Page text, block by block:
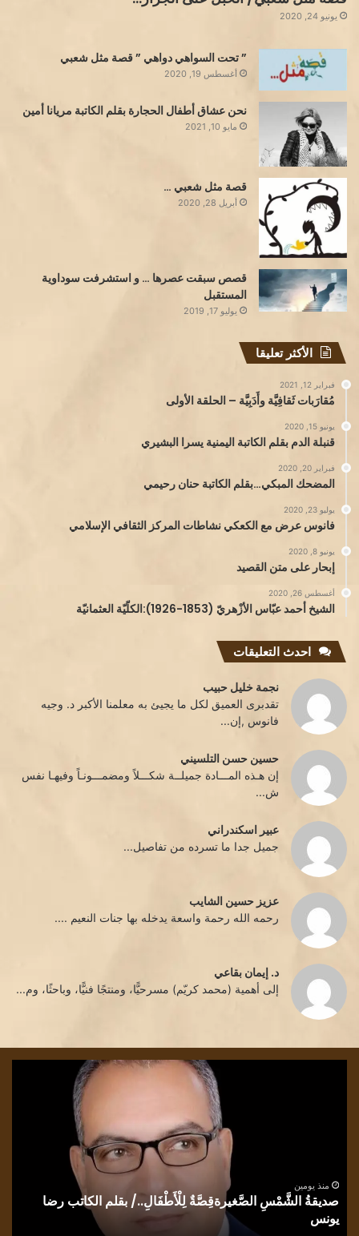
يونيو 24, 2020
” تحت السواهي دواهي ” قصة مثل شعبي
أغسطس 19, 2020
نحن عشاق أطفال الحجارة بقلم الكاتبة مريانا أمين
مايو 10, 2021
قصة مثل شعبي …
أبريل 28, 2020
قصص سبقت عصرها … و استشرفت سوداوية
المستقبل
يوليو 17, 2019
الأكثر تعليقا
فبراير 12, 2021
مُقارَبات ثَقافِيَّة وأَدَبِيَّة – الحلقة الأولى
يونيو 15, 2020
قنبلة الدم بقلم الكاتبة اليمنية يسرا البشيري
فبراير 20, 2020
المضحك المبكي…بقلم الكاتبة حنان رحيمي
يوليو 23, 2020
فانوس عرض مع الكعكي نشاطات المركز الثقافي الإسلامي
يونيو 8, 2020
إبحار على متن القصيد
أغسطس 26, 2020
الشيخ أحمد عبّاس الأزْهريّ (1853-1926):الكلّيّة العثمانيّة
احدث التعليقات
نجمة خليل حبيب
تقدبرى العميق لكل ما يجيئ به معلمنا الأكبر د. وجيه
فانوس ,إن...
حسين حسن التلسيني
إن هـذه المـــادة جميلــة شكـــلاً ومضمـــونـاً وفيهـا نفس
ش...
عبير اسكندراني
جميل جدا ما تسرده من تفاصيل...
عزيز حسين الشايب
رحمه الله رحمة واسعة يدخله بها جنات النعيم ....
د. إيمان بقاعي
إلى أهمية (محمد كريّم) مسرحيًّا، ومنتجًا فنيًّا، وباحثًا، وم...
يونسمنذ يومين
صديقةُ الشَّمْسِ الصَّغيرةقِصَّةٌ لِلْأَطْفَالِ../ بقلم الكاتب رضا
يونس